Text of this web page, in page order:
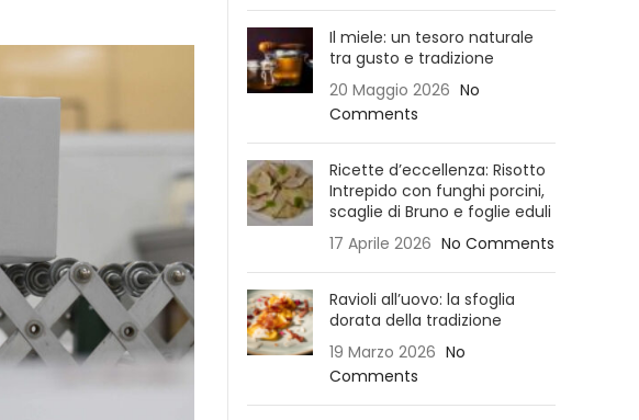
Il miele: un tesoro naturale
tra gusto e tradizione
20 Maggio 2026 No
Comments
Ricette d’eccellenza: Risotto
Intrepido con funghi porcini,
scaglie di Bruno e foglie eduli
17 Aprile 2026 No Comments
Ravioli all’uovo: la sfoglia
dorata della tradizione
19 Marzo 2026 No
Comments